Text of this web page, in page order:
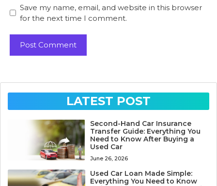
Save my name, email, and website in this browser
for the next time I comment.
LATEST POST
Second-Hand Car Insurance
Transfer Guide: Everything You
Need to Know After Buying a
Used Car
June 26, 2026
Used Car Loan Made Simple:
Everything You Need to Know